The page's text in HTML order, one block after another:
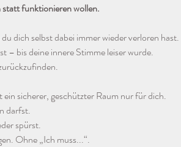
funktionieren wollen.
dich selbst dabei immer wieder verloren hast.
– bis deine innere Stimme leiser wurde.
ein sicherer, geschützter Raum nur für dich.
darfst.
spürst.
Ohne „Ich muss...“.